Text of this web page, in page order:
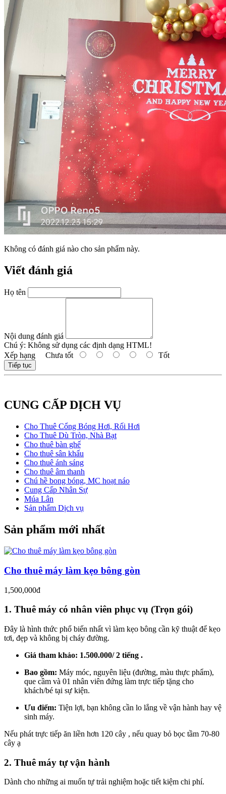
Không có đánh giá nào cho sản phẩm này.
Viết đánh giá
Họ tên
Nội dung đánh giá
Chú ý: Không sử dụng các định dạng HTML!
Xếp hạng Chưa tốt Tốt
Tiếp tục
CUNG CẤP DỊCH VỤ
Cho Thuê Cổng Bóng Hơi, Rối Hơi
Cho Thuê Dù Tròn, Nhà Bạt
Cho thuê bàn ghế
Cho thuê sân khấu
Cho thuê ánh sáng
Cho thuê âm thanh
Chú hề bong bóng, MC hoạt náo
Cung Cấp Nhân Sự
Múa Lân
Sản phẩm Dịch vụ
Sản phẩm mới nhất
Cho thuê máy làm kẹo bông gòn
1,500,000đ
1. Thuê máy có nhân viên phục vụ (Trọn gói)
Đây là hình thức phổ biến nhất vì làm kẹo bông cần kỹ thuật để kẹo
tơi, đẹp và không bị cháy đường.
Giá tham khảo: 1.500.000/ 2 tiếng .
Bao gồm: Máy móc, nguyên liệu (đường, màu thực phẩm),
que cầm và 01 nhân viên đứng làm trực tiếp tặng cho
khách/bé tại sự kiện.
Ưu điểm: Tiện lợi, bạn không cần lo lắng về vận hành hay vệ
sinh máy.
Nếu phát trực tiếp ăn liền hơn 120 cây , nếu quay bỏ bọc tầm 70-80
cây ạ
2. Thuê máy tự vận hành
Dành cho những ai muốn tự trải nghiệm hoặc tiết kiệm chi phí.